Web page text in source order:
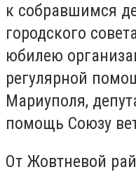
к собравшимся
городского
юбилею
регулярной
Мариуполя,
помощь Союзу
От Жовтневой